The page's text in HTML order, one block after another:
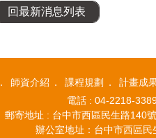
回最新消息列表
師資介紹 課程規劃 計畫成
電話 : 04-2218-
郵寄地址 : 台中市西區民生路140
辦公室地址：台中市西區